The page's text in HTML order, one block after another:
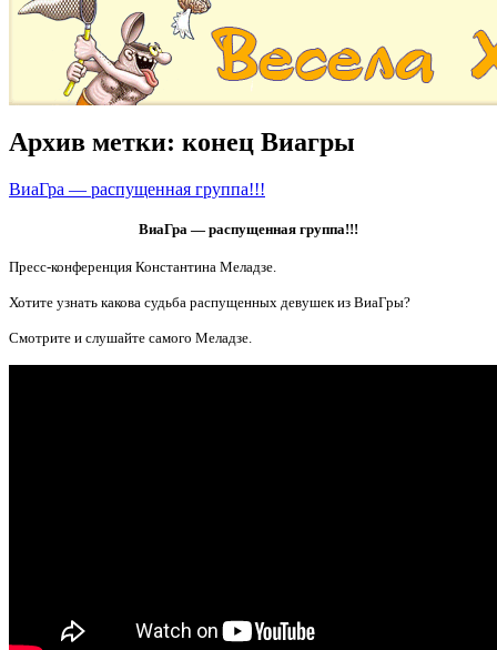
Архив метки: конец Виагры
ВиаГра — распущенная группа!!!
ВиаГра — распущенная группа!!!
Пресс-конференция Константина Меладзе.
Хотите узнать какова судьба распущенных девушек из ВиаГры?
Смотрите и слушайте самого Меладзе.